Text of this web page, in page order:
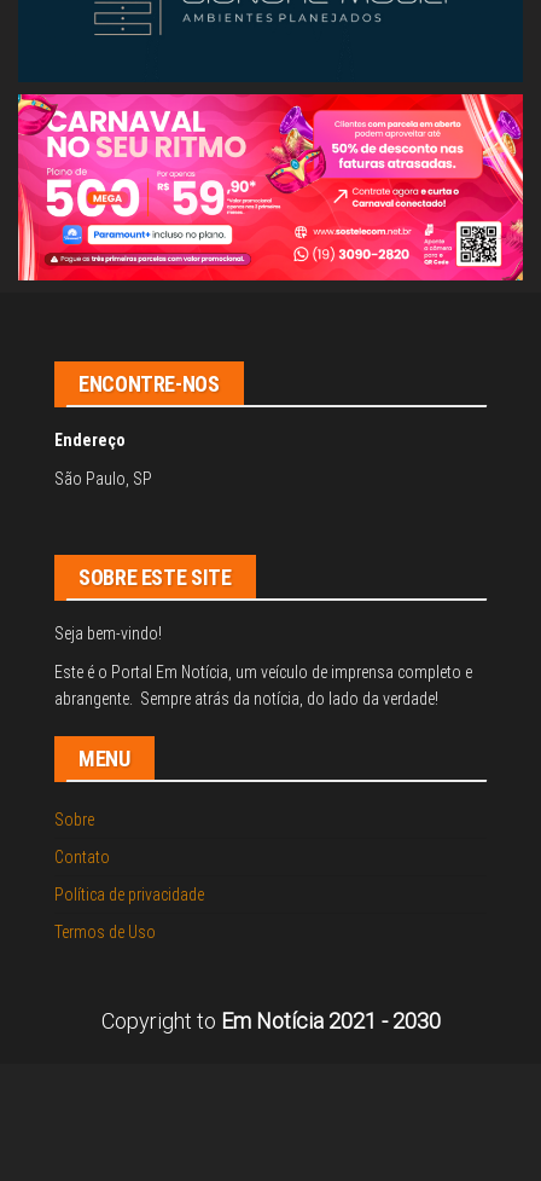
ENCONTRE-NOS
Endereço
São Paulo, SP
SOBRE ESTE SITE
Seja bem-vindo!
Este é o Portal Em Notícia, um veículo de imprensa completo e
abrangente. Sempre atrás da notícia, do lado da verdade!
MENU
Sobre
Contato
Política de privacidade
Termos de Uso
Copyright to Em Notícia 2021 - 2030